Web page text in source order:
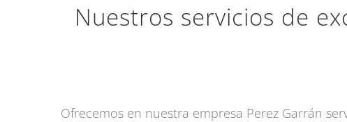
Nuestros servicios de
Ofrecemos en nuestra empresa Perez Garrán